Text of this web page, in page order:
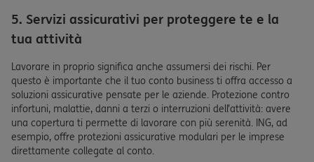
5. Servizi assicurativi per proteggere te e la
tua attività
Lavorare in proprio significa anche assumersi dei rischi. Per
questo è importante che il tuo conto business ti offra accesso a
soluzioni assicurative pensate per le aziende. Protezione contro
infortuni, malattie, danni a terzi o interruzioni dell’attività: avere
una copertura ti permette di lavorare con più serenità. ING, ad
esempio, offre protezioni assicurative modulari per le imprese
direttamente collegate al conto.